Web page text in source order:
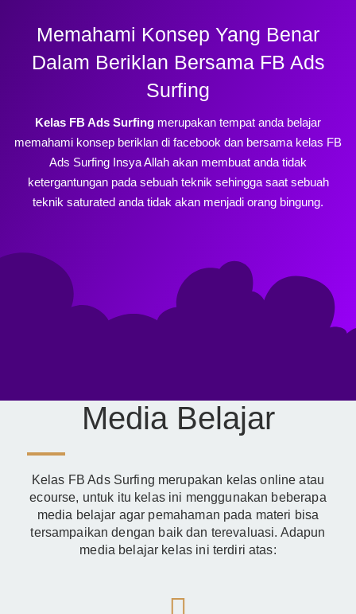
Memahami Konsep Yang Benar
Dalam Beriklan Bersama FB Ads
Surfing
Kelas FB Ads Surfing merupakan tempat anda belajar
memahami konsep beriklan di facebook dan bersama kelas FB
Ads Surfing Insya Allah akan membuat anda tidak
ketergantungan pada sebuah teknik sehingga saat sebuah
teknik saturated anda tidak akan menjadi orang bingung.
Media Belajar
Kelas FB Ads Surfing merupakan kelas online atau
ecourse, untuk itu kelas ini menggunakan beberapa
media belajar agar pemahaman pada materi bisa
tersampaikan dengan baik dan terevaluasi. Adapun
media belajar kelas ini terdiri atas: